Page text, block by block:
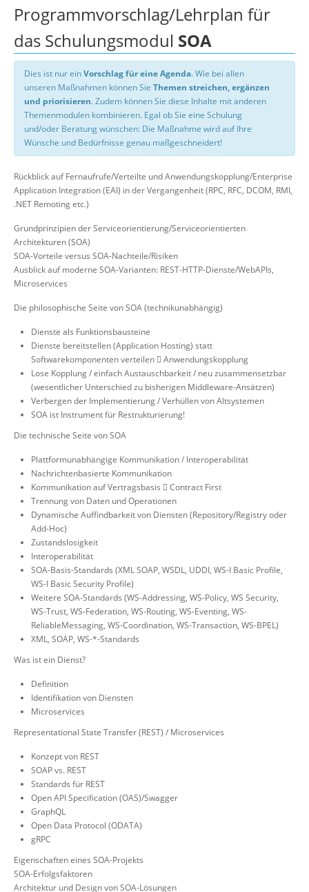
Programmvorschlag/Lehrplan für
das Schulungsmodul SOA
Dies ist nur einVorschlag für eine Agenda. Wie bei allen
unseren Maßnahmen können Sie Themen streichen, ergänzen
und priorisieren. Zudem können Sie diese Inhalte mit anderen
Themenmodulen kombinieren. Egal ob Sie eine Schulung
und/oder Beratung wünschen: Die Maßnahme wird auf Ihre
Wünsche und Bedürfnisse genau maßgeschneidert!
Rückblick auf Fernaufrufe/Verteilte und Anwendungskopplung/Enterprise
Application Integration (EAI) in der Vergangenheit (RPC, RFC, DCOM, RMI,
.NET Remoting etc.)
Grundprinzipien der Serviceorientierung/Serviceorientierten
Architekturen (SOA)
SOA-Vorteile versus SOA-Nachteile/Risiken
Ausblick auf moderne SOA-Varianten: REST-HTTP-Dienste/WebAPIs,
Microservices
Die philosophische Seite von SOA (technikunabhängig)
Dienste als Funktionsbausteine
Dienste bereitstellen (Application Hosting) statt
Softwarekomponenten verteilen  Anwendungskopplung
Lose Kopplung / einfach Austauschbarkeit / neu zusammensetzbar
(wesentlicher Unterschied zu bisherigen Middleware-Ansätzen)
Verbergen der Implementierung / Verhüllen von Altsystemen
SOA ist Instrument für Restrukturierung!
Die technische Seite von SOA
Plattformunabhängige Kommunikation / Interoperabilität
Nachrichtenbasierte Kommunikation
Kommunikation auf Vertragsbasis  Contract First
Trennung von Daten und Operationen
Dynamische Auffindbarkeit von Diensten (Repository/Registry oder
Add-Hoc)
Zustandslosigkeit
Interoperabilität
SOA-Basis-Standards (XML SOAP, WSDL, UDDI, WS-I Basic Profile,
WS-I Basic Security Profile)
Weitere SOA-Standards (WS-Addressing, WS-Policy, WS Security,
WS-Trust, WS-Federation, WS-Routing, WS-Eventing, WS-
ReliableMessaging, WS-Coordination, WS-Transaction, WS-BPEL)
XML, SOAP, WS-*-Standards
Was ist ein Dienst?
Definition
Identifikation von Diensten
Microservices
Representational State Transfer (REST) / Microservices
Konzept von REST
SOAP vs. REST
Standards für REST
Open API Specification (OAS)/Swagger
GraphQL
Open Data Protocol (ODATA)
gRPC
Eigenschaften eines SOA-Projekts
SOA-Erfolgsfaktoren
Architektur und Design von SOA-Lösungen